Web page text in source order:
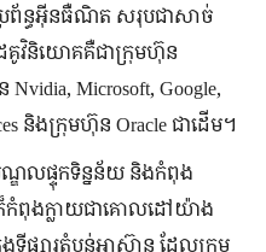
រព័ន្ធអ៊ីនធឺណិត សរុបជាសាច់
គូវិនិយោគគឺជាក្រុមហ៊ុន
Nvidia, Microsoft, Google,
និងក្រុមហ៊ុន Oracle ជាដើម។
ណ្ឌលផ្ទុកទិន្នន័យ និងកំពុង
ក៏កំពុងក្លាយជាគោលដៅយ៉ាង
ទីផ្សារតំបន់អាស៊ាន ដែលក្រុម